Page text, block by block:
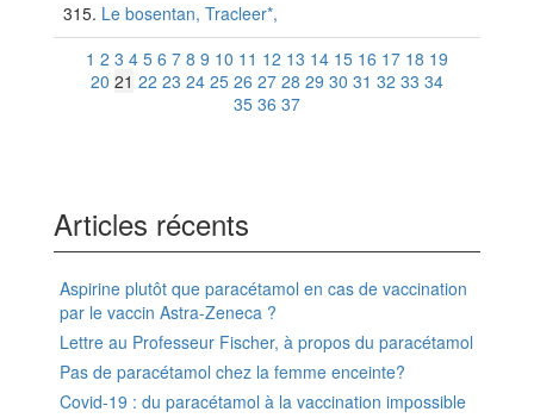
Le bosentan, Tracleer*,
1 2 3 4 5 6 7 8 9 10 11 12 13 14 15 16 17 18 19
20 21 22 23 24 25 26 27 28 29 30 31 32 33 34
35 36 37
Articles récents
Aspirine plutôt que paracétamol en cas de vaccination
par le vaccin Astra-Zeneca ?
Lettre au Professeur Fischer, à propos du paracétamol
Pas de paracétamol chez la femme enceinte?
Covid-19 : du paracétamol à la vaccination impossible